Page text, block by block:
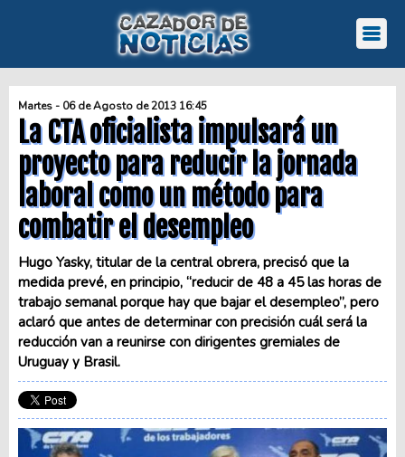
Martes - 06 de Agosto de 2013 16:45
La CTA oficialista impulsará un
proyecto para reducir la jornada
laboral como un método para
combatir el desempleo
Hugo Yasky, titular de la central obrera, precisó que la
medida prevé, en principio, “reducir de 48 a 45 las horas de
trabajo semanal porque hay que bajar el desempleo”, pero
aclaró que antes de determinar con precisión cuál será la
reducción van a reunirse con dirigentes gremiales de
Uruguay y Brasil.